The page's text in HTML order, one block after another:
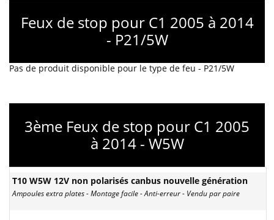
Feux de stop pour C1 2005 à 2014
- P21/5W
Pas de produit disponible pour le type de feu - P21/5W
3ème Feux de stop pour C1 2005
à 2014 - W5W
T10 W5W 12V non polarisés canbus nouvelle génération
Ampoules extra plates - Montage facile - Anti-erreur - Vendu par paire